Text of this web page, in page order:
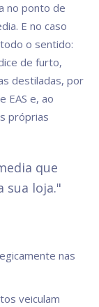
no ponto de
E no caso
o sentido:
de furto,
destiladas, por
EAS e, ao
próprias
que
sua loja."
nas
veiculam